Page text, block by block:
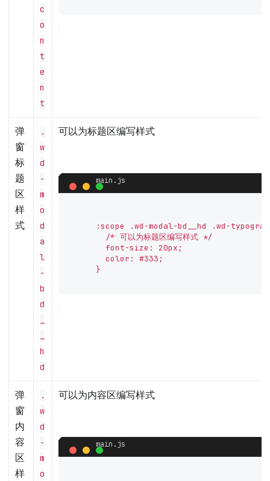
c
o
n
t
e
n
t
弹
窗
标
题
区
样
式
.
w
d
-
m
o
d
a
l
-
b
d
_
_
h
d
可以为标题区编写样式
:scope .wd-modal-bd__hd .wd-
        /* 可以为标题区编写样式 */
        font-size: 20px;
        color: #333;
      }
弹
窗
内
容
区
样
.
w
d
-
m
o
可以为内容区编写样式